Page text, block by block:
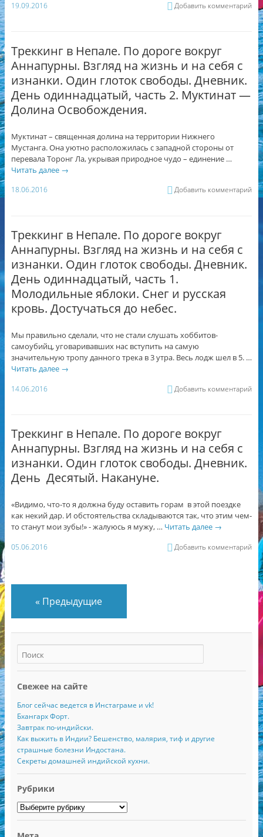
19.09.2016 Добавить комментарий
Треккинг в Непале. По дороге вокруг
Аннапурны. Взгляд на жизнь и на себя с
изнанки. Один глоток свободы. Дневник.
День одиннадцатый, часть 2. Муктинат —
Долина Освобождения.
Муктинат – священная долина на территории Нижнего
Мустанга. Она уютно расположилась с западной стороны от
перевала Торонг Ла, укрывая природное чудо – единение …
Читать далее →
18.06.2016 Добавить комментарий
Треккинг в Непале. По дороге вокруг
Аннапурны. Взгляд на жизнь и на себя с
изнанки. Один глоток свободы. Дневник.
День одиннадцатый, часть 1.
Молодильные яблоки. Снег и русская
кровь. Достучаться до небес.
Мы правильно сделали, что не стали слушать хоббитов-
самоубийц, уговаривавших нас вступить на самую
значительную тропу данного трека в 3 утра. Весь лодж шел в 5. …
Читать далее →
14.06.2016 Добавить комментарий
Треккинг в Непале. По дороге вокруг
Аннапурны. Взгляд на жизнь и на себя с
изнанки. Один глоток свободы. Дневник.
День Десятый. Накануне.
«Видимо, что-то я должна буду оставить горам в этой поездке
как некий дар. И обстоятельства складываются так, что этим чем-
то станут мои зубы!» - жалуюсь я мужу, … Читать далее →
05.06.2016 Добавить комментарий
« Предыдущие
Свежее на сайте
Блог сейчас ведется в Инстаграме и vk!
Бхангарх Форт.
Завтрак по-индийски.
Как выжить в Индии? Бешенство, малярия, тиф и другие
страшные болезни Индостана.
Секреты домашней индийской кухни.
Рубрики
Рубрики